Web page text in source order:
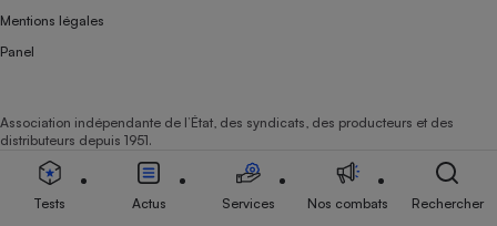
Mentions légales
Panel
Association indépendante de l’État, des syndicats, des producteurs et des
distributeurs depuis 1951.
Tests Actus Services Nos combats Rechercher